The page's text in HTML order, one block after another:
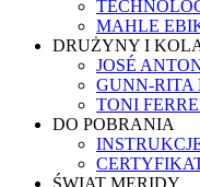
MAHLE
DRUŻYNY I
JOSÉ
GUNN-RITA
TONI
DO POBRANIA
ŚWIAT MERIDY